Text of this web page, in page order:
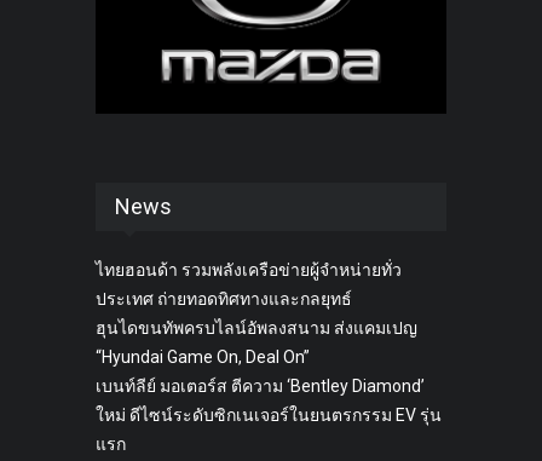
News
ไทยฮอนด้า รวมพลังเครือข่ายผู้จำหน่ายทั่ว
ประเทศ ถ่ายทอดทิศทางและกลยุทธ์
ฮุนไดขนทัพครบไลน์อัพลงสนาม ส่งแคมเปญ
“Hyundai Game On, Deal On”
เบนท์ลีย์ มอเตอร์ส ตีความ ‘Bentley Diamond’
ใหม่ ดีไซน์ระดับซิกเนเจอร์ในยนตรกรรม EV รุ่น
แรก